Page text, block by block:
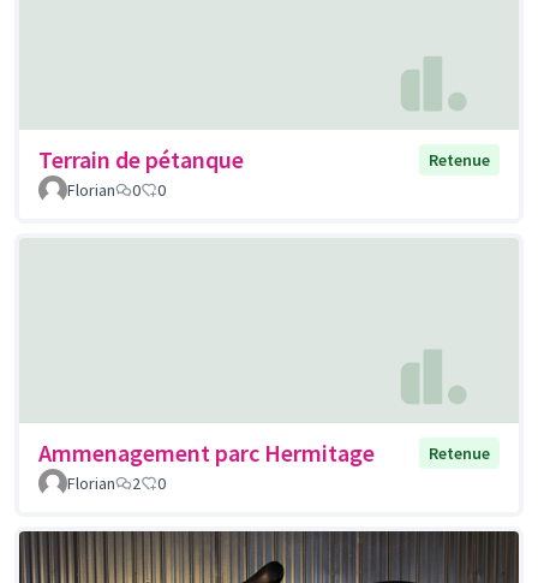
Terrain de pétanque
Retenue
Florian
0 0
Ammenagement parc Hermitage
Retenue
Florian
2 0